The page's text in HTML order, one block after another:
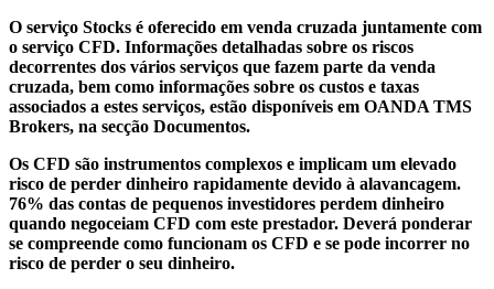
O serviço Stocks é oferecido em venda cruzada juntamente com
o serviço CFD. Informações detalhadas sobre os riscos
decorrentes dos vários serviços que fazem parte da venda
cruzada, bem como informações sobre os custos e taxas
associados a estes serviços, estão disponíveis em OANDA TMS
Brokers, na secção Documentos.
Os CFD são instrumentos complexos e implicam um elevado
risco de perder dinheiro rapidamente devido à alavancagem.
76% das contas de pequenos investidores perdem dinheiro
quando negoceiam CFD com este prestador. Deverá ponderar
se compreende como funcionam os CFD e se pode incorrer no
risco de perder o seu dinheiro.